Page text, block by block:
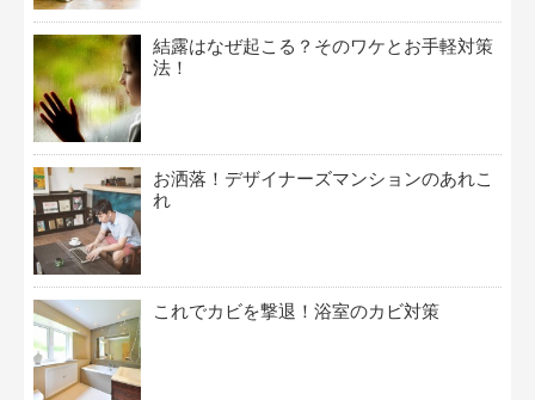
結露はなぜ起こる？そのワケとお手軽対策
法！
お洒落！デザイナーズマンションのあれこ
れ
これでカビを撃退！浴室のカビ対策